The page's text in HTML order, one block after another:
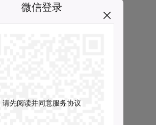
微信登录
请先阅读并同意服务协议